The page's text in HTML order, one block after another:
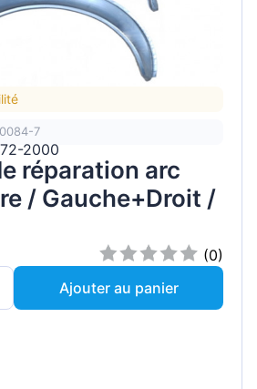
7
2000
réparation arc
/ Gauche+Droit /
(0)
Ajouter au panier